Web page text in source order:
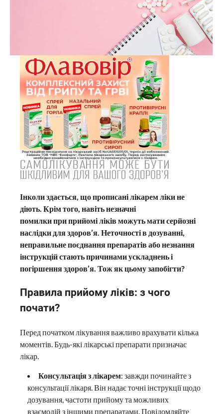
Інколи здається, що прописані лікарем ліки не
діють. Крім того, навіть незначні
помилки при прийомі ліків можуть мати серйозні
наслідки для здоров’я. Неточності в дозуванні,
неправильне поєднання препаратів або незнання
інструкцій стають причинамиускладнень і
погіршення здоров’я. Тож як цьому запобігти?
Правила прийому ліків: з чого
почати?
Перед початком лікування важливо врахувати кілька
моментів. Будь-які лікарські препарати призначає
лікар.
Консультація з лікарем: завжди починайте з
консультації лікаря. Він надає точні інструкції щодо
дозування, частоти прийому та можливих
взаємодій з іншими препаратами. Повідомляйте